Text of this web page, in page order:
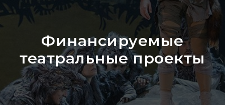
Финансируемые
театральные проекты